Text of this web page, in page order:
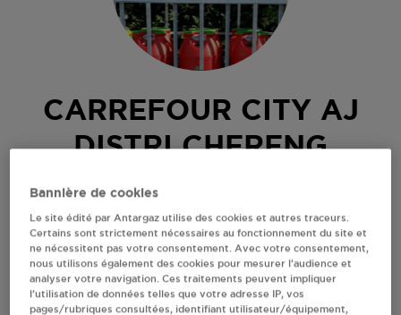
CARREFOUR CITY AJ
DISTRI CHERENG
81 ROUTE NATIONALE
Revendeur de bouteilles de gaz
S'Y RENDRE
Bannière de cookies
Le site édité par Antargaz utilise des cookies et autres traceurs.
Certains sont strictement nécessaires au fonctionnement du site et
ne nécessitent pas votre consentement. Avec votre consentement,
nous utilisons également des cookies pour mesurer l’audience et
analyser votre navigation. Ces traitements peuvent impliquer
l’utilisation de données telles que votre adresse IP, vos
pages/rubriques consultées, identifiant utilisateur/équipement,